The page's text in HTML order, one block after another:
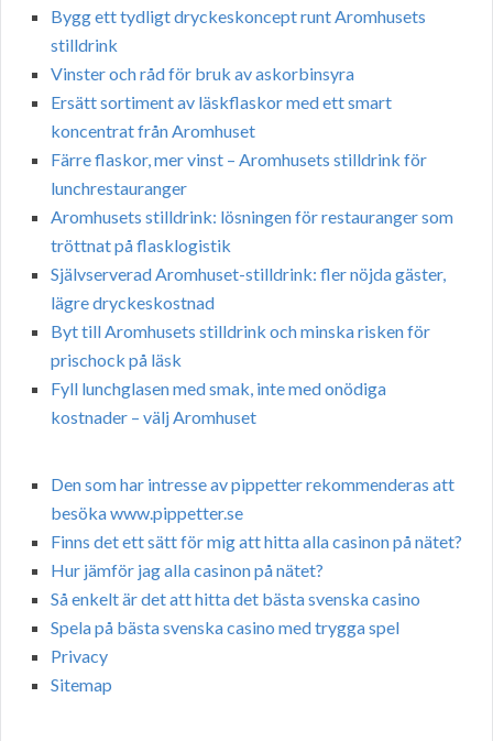
Bygg ett tydligt dryckeskoncept runt Aromhusets
stilldrink
Vinster och råd för bruk av askorbinsyra
Ersätt sortiment av läskflaskor med ett smart
koncentrat från Aromhuset
Färre flaskor, mer vinst – Aromhusets stilldrink för
lunchrestauranger
Aromhusets stilldrink: lösningen för restauranger som
tröttnat på flasklogistik
Självserverad Aromhuset-stilldrink: fler nöjda gäster,
lägre dryckeskostnad
Byt till Aromhusets stilldrink och minska risken för
prischock på läsk
Fyll lunchglasen med smak, inte med onödiga
kostnader – välj Aromhuset
Den som har intresse av pippetter rekommenderas att
besöka www.pippetter.se
Finns det ett sätt för mig att hitta alla casinon på nätet?
Hur jämför jag alla casinon på nätet?
Så enkelt är det att hitta det bästa svenska casino
Spela på bästa svenska casino med trygga spel
Privacy
Sitemap